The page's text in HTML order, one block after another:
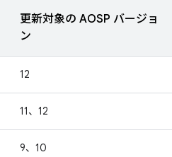
更新対象の AOSP バージョ
ン
12
11、12
9、10